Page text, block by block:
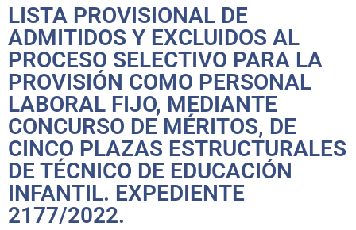
LISTA PROVISIONAL DE
ADMITIDOS Y EXCLUIDOS AL
PROCESO SELECTIVO PARA LA
PROVISIÓN COMO PERSONAL
LABORAL FIJO, MEDIANTE
CONCURSO DE MÉRITOS, DE
CINCO PLAZAS ESTRUCTURALES
DE TÉCNICO DE EDUCACIÓN
INFANTIL. EXPEDIENTE
2177/2022.